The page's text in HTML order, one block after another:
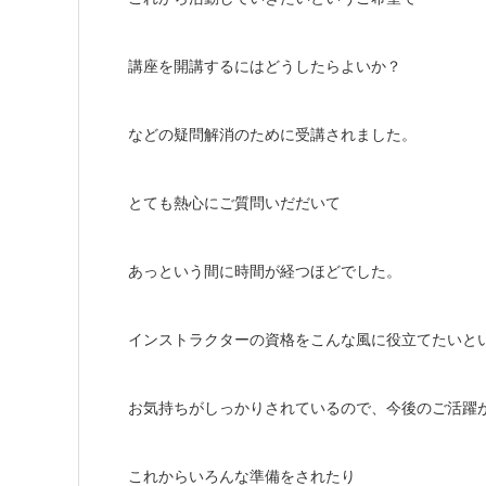
講座を開講するにはどうしたらよいか？
などの疑問解消のために受講されました。
とても熱心にご質問いだだいて
あっという間に時間が経つほどでした。
インストラクターの資格をこんな風に役立てたいと
お気持ちがしっかりされているので、今後のご活躍
これからいろんな準備をされたり